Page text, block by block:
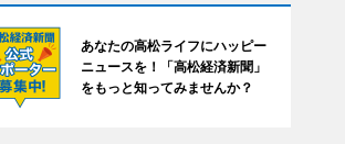
あなたの高松ライフにハッピー
ニュースを！「高松経済新聞」
をもっと知ってみませんか？